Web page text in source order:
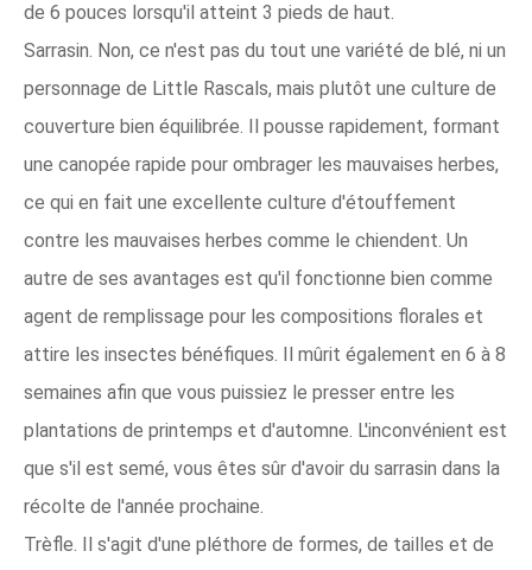
de 6 pouces lorsqu'il atteint 3 pieds de haut.
Sarrasin. Non, ce n'est pas du tout une variété de blé, ni un
personnage de Little Rascals, mais plutôt une culture de
couverture bien équilibrée. Il pousse rapidement, formant
une canopée rapide pour ombrager les mauvaises herbes,
ce qui en fait une excellente culture d'étouffement
contre les mauvaises herbes comme le chiendent. Un
autre de ses avantages est qu'il fonctionne bien comme
agent de remplissage pour les compositions florales et
attire les insectes bénéfiques. Il mûrit également en 6 à 8
semaines afin que vous puissiez le presser entre les
plantations de printemps et d'automne. L'inconvénient est
que s'il est semé, vous êtes sûr d'avoir du sarrasin dans la
récolte de l'année prochaine.
Trèfle. Il s'agit d'une pléthore de formes, de tailles et de